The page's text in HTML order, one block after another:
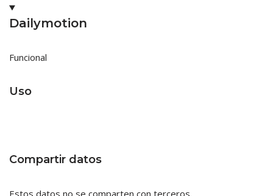
Dailymotion
Funcional
Uso
Compartir datos
Estos datos no se comparten con terceros.